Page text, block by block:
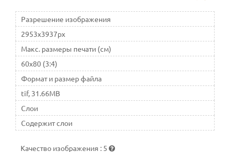
пояс, или погрудно
Разрешение изображения
2953x3937px
Макс. размеры печати (см)
60x80 (3:4)
Формат и размер файла
tif, 31.66MB
Слои
Содержит слои
Качество изображения : 5